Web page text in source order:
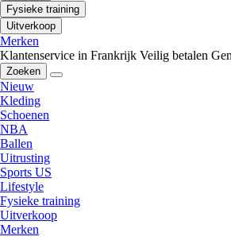
Fysieke training
Uitverkoop
Merken
Klantenservice in Frankrijk Veilig betalen
Zoeken
Nieuw
Kleding
Schoenen
NBA
Ballen
Uitrusting
Sports US
Lifestyle
Fysieke training
Uitverkoop
Merken